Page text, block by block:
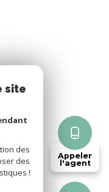
Appeler
l'agent
site
des
des
!